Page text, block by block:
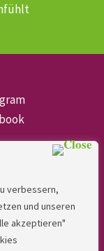
verbessern,
und unseren
akzeptieren"